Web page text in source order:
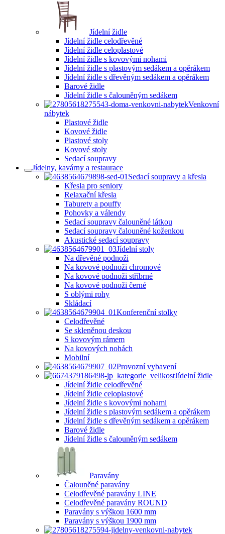
Jídelní židle
Jídelní židle celodřevěné
Jídelní židle celoplastové
Jídelní židle s kovovými nohami
Jídelní židle s plastovým sedákem a opěrákem
Jídelní židle s dřevěným sedákem a opěrákem
Barové židle
Jídelní židle s čalouněným sedákem
Venkovní
nábytek
Plastové židle
Kovové židle
Plastové stoly
Kovové stoly
Sedací soupravy
Jídelny, kavárny a restaurace
Sedací soupravy a křesla
Křesla pro seniory
Relaxační křesla
Taburety a pouffy
Pohovky a válendy
Sedací soupravy čalouněné látkou
Sedací soupravy čalouněné koženkou
Akustické sedací soupravy
Jídelní stoly
Na dřevěné podnoži
Na kovové podnoži chromové
Na kovové podnoži stříbrné
Na kovové podnoži černé
S oblými rohy
Skládací
Konferenční stolky
Celodřevěné
Se skleněnou deskou
S kovovým rámem
Na kovových nohách
Mobilní
Provozní vybavení
Jídelní židle
Jídelní židle celodřevěné
Jídelní židle celoplastové
Jídelní židle s kovovými nohami
Jídelní židle s plastovým sedákem a opěrákem
Jídelní židle s dřevěným sedákem a opěrákem
Barové židle
Jídelní židle s čalouněným sedákem
Paravány
Čalouněné paravány
Celodřevěné paravány LINE
Celodřevěné paravány ROUND
Paravány s výškou 1600 mm
Paravány s výškou 1900 mm